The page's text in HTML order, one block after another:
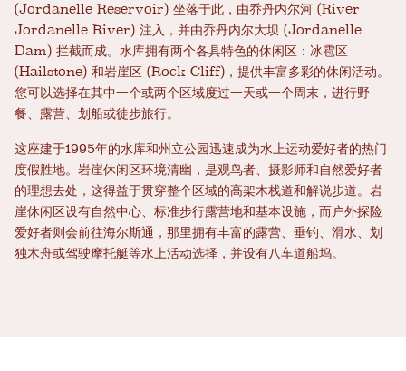
(Jordanelle Reservoir) 坐落于此，由乔丹内尔河 (River
Jordanelle River) 注入，并由乔丹内尔大坝 (Jordanelle
Dam) 拦截而成。水库拥有两个各具特色的休闲区：冰雹区
(Hailstone) 和岩崖区 (Rock Cliff)，提供丰富多彩的休闲活动。
您可以选择在其中一个或两个区域度过一天或一个周末，进行野
餐、露营、划船或徒步旅行。
这座建于1995年的水库和州立公园迅速成为水上运动爱好者的热门
度假胜地。岩崖休闲区环境清幽，是观鸟者、摄影师和自然爱好者
的理想去处，这得益于贯穿整个区域的高架木栈道和解说步道。岩
崖休闲区设有自然中心、标准步行露营地和基本设施，而户外探险
爱好者则会前往海尔斯通，那里拥有丰富的露营、垂钓、滑水、划
独木舟或驾驶摩托艇等水上活动选择，并设有八车道船坞。